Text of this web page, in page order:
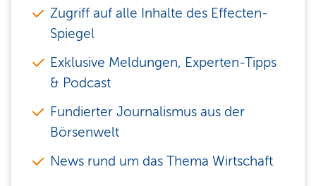
Zugriff auf alle Inhalte des Effecten-
Spiegel
Exklusive Meldungen, Experten-Tipps
& Podcast
Fundierter Journalismus aus der
Börsenwelt
News rund um das Thema Wirtschaft